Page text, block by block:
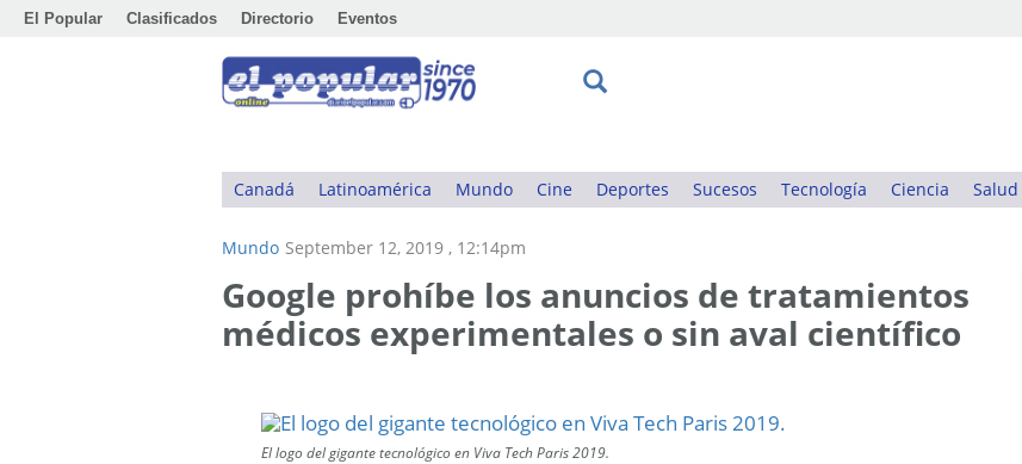
El Popular Clasificados Directorio Eventos
Canadá Latinoamérica Mundo Cine Deportes Sucesos Tecnología Ciencia Salud
Mundo September 12, 2019 , 12:14pm
Google prohíbe los anuncios de tratamientos
médicos experimentales o sin aval científico
El logo del gigante tecnológico en Viva Tech Paris 2019.